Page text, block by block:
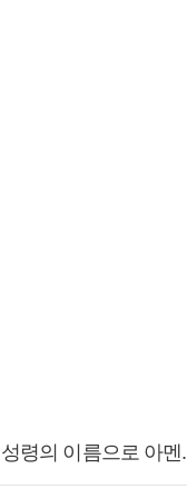
령의 이름으로 아멘.